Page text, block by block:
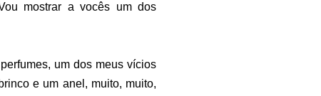
mostrar a vocês um dos
um dos meus vícios
e um anel, muito, muito,